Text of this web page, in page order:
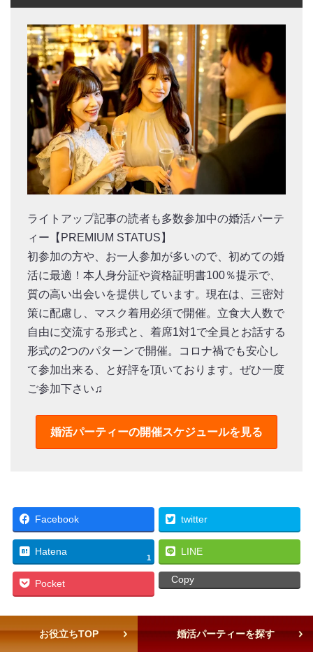
ライトアップ記事の読者も多数参加中の婚活パーテ
ィー【PREMIUM STATUS】
初参加の方や、お一人参加が多いので、初めての婚
活に最適！本人身分証や資格証明書100％提示で、
質の高い出会いを提供しています。現在は、三密対
策に配慮し、マスク着用必須で開催。立食大人数で
自由に交流する形式と、着席1対1で全員とお話する
形式の2つのパターンで開催。コロナ禍でも安心し
て参加出来る、と好評を頂いております。ぜひ一度
ご参加下さい♫
婚活パーティーの開催スケジュールを見る
Facebook twitter
Hatena
1
LINE
Pocket Copy
お役立ちTOP 婚活パーティーを探す